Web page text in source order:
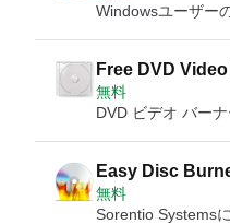
Windowsユーザー
Free DVD
無料
DVD ビデオ バー
Easy Disc
無料
Sorentio Systems